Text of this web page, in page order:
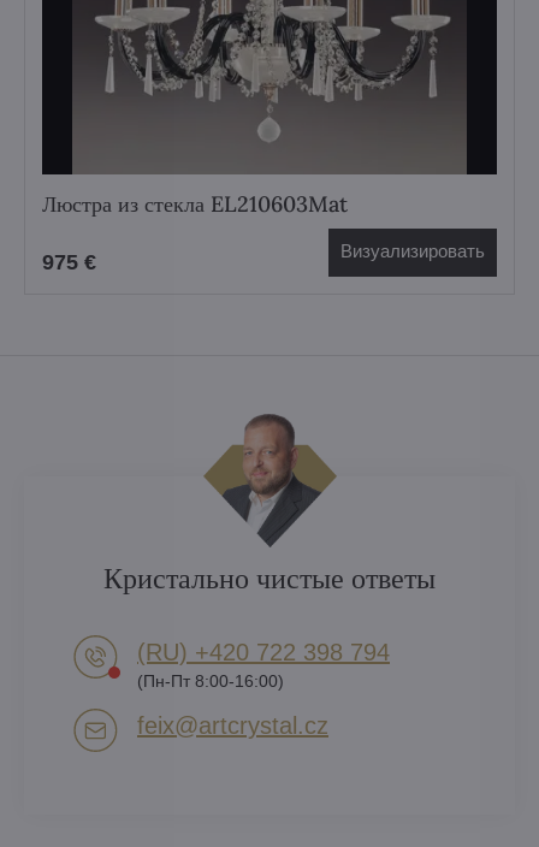
Люстра из стекла EL210603Mat
975 € Визуализировать
Кристально чистые ответы
(RU) +420 722 398 794​
(Пн-Пт 8:00-16:00)
feix​@artcrystal​.cz